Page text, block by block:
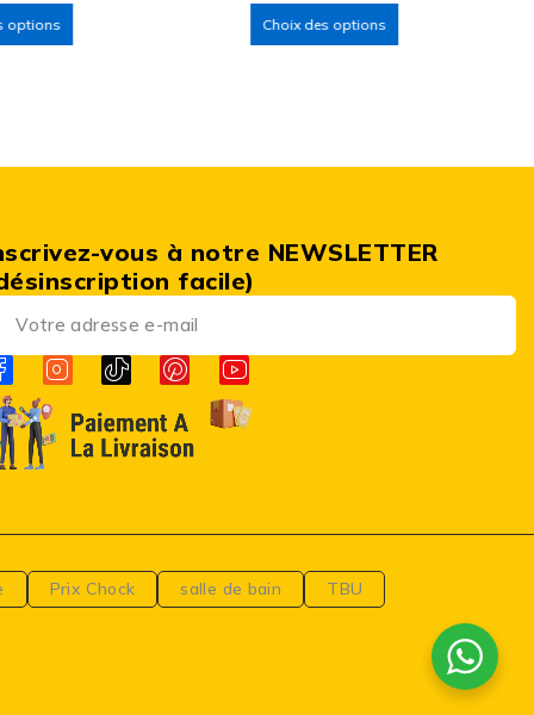
options Choix des options
vous à notre NEWSLETTER
facile)
Prix Chock salle de bain TBU